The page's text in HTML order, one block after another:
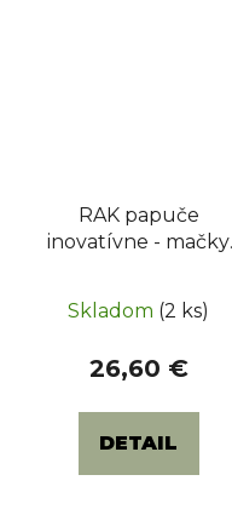
RAK papuče
inovatívne - mačky
Skladom (2 ks)
26,60 €
DETAIL